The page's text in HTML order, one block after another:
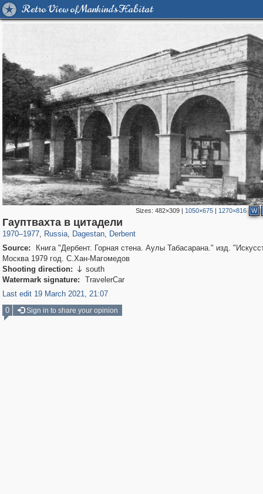
Retro View of Mankind's Habitat
Sizes:482×309 | 1050×675 | 1270×816 W
Гауптвахта в цитадели
1970–1977, Russia
1,407,325 29,248
, Dagestan
1,013 26
, Derbent
303 1
Source:
Книга "Дербент. Горная стена. Аулы Табасарана." изд.
Москва 1979 год. С.Хан-Магомедов
Shooting direction:  south
Watermark signature:
TravelerCar
Last edit 19 March 2021, 21:07
0
Sign in to share your opinion